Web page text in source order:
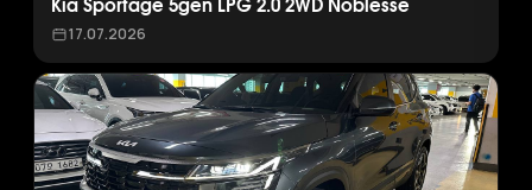
Kia Sportage 5gen LPG 2.0 2WD Noblesse
17.07.2026